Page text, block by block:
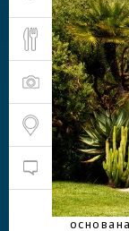
Москвы
Ниццы
Здесь
около
можно
один